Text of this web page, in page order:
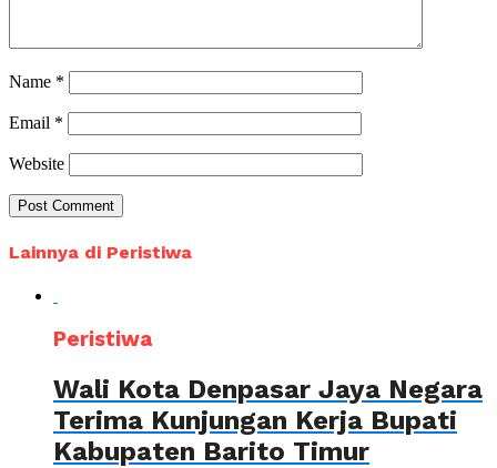
Name *
Email *
Website
Lainnya di Peristiwa
Peristiwa
Wali Kota Denpasar Jaya Negara
Terima Kunjungan Kerja Bupati
Kabupaten Barito Timur